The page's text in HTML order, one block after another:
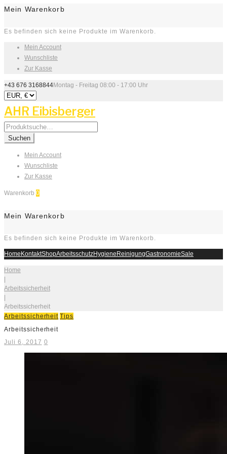
Mein Warenkorb
Es befinden sich keine Produkte im Warenkorb.
Mein Account
Wunschliste
Zur Kasse
+43 676 3168844Montag - Freitag 08:00 - 17:00 Uhr
AHR Eibisberger
Search
for:
Suchen
Mein Account
Wunschliste
Zur Kasse
Warenkorb 0
Mein Warenkorb
Es befinden sich keine Produkte im Warenkorb.
HomeKontaktShopArbeitsschutzHygieneReinigungGastronomieSale
Home
|
Arbeitssicherheit
|
Arbeitssicherheit
Arbeitssicherheit Tips
Arbeitssicherheit
Juli 6, 2017 0